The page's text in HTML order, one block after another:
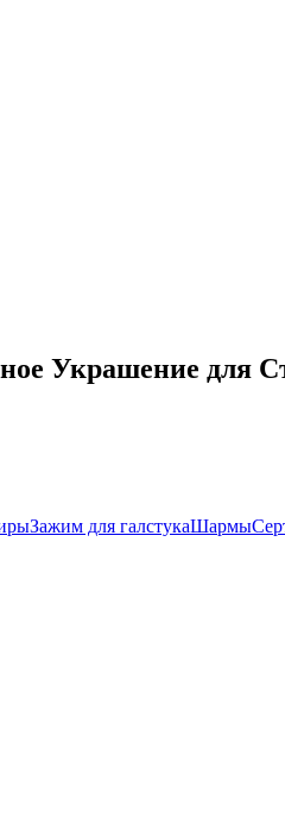
Украшение для
Зажим для галстукаШармы